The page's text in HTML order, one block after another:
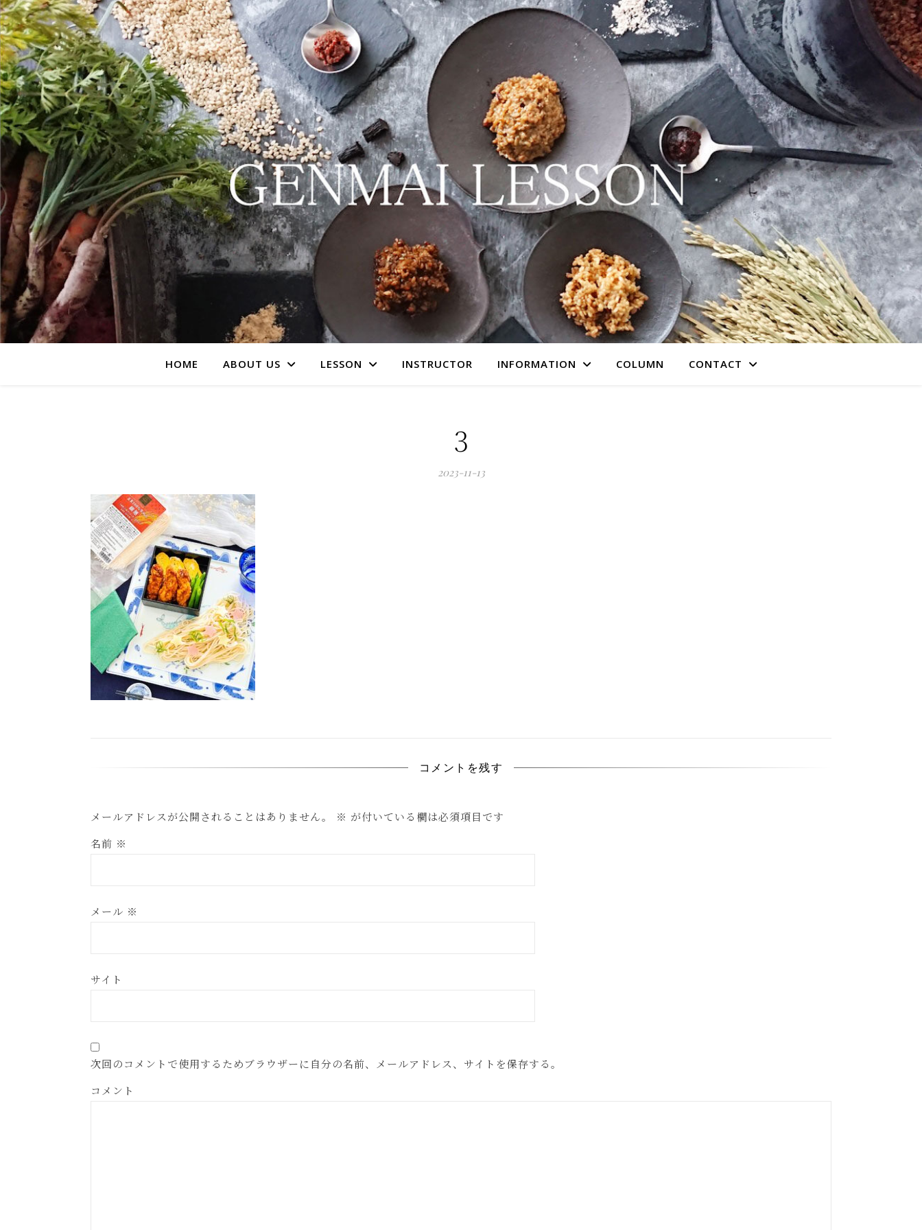
HOME ABOUT US LESSON INSTRUCTOR INFORMATION COLUMN CONTACT
3
2023-11-13
コメントを残す
メールアドレスが公開されることはありません。 ※ が付いている欄は必須項目です
名前 ※
メール ※
サイト
次回のコメントで使用するためブラウザーに自分の名前、メールアドレス、サイトを保存する。
コメント